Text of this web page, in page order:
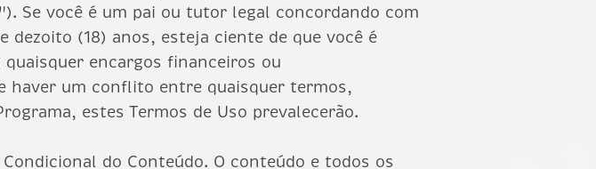
Se você é um pai ou tutor legal concordando com
dezoito (18) anos, esteja ciente de que você é
encargos financeiros ou
haver um conflito entre quaisquer termos,
estes Termos de Uso prevalecerão.
do Conteúdo. O conteúdo e todos os